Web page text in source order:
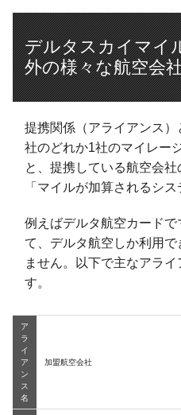
デルタスカイマイ
外の様々な航空会
提携関係（アライアンス
社のどれか1社のマイレー
と、提携している航空会
「マイルが加算されるシス
例えばデルタ航空カード
て、デルタ航空しか利用
ません。以下で主なアラ
す。
ア
ラ
イ
ア
ン
ス
名
加盟航空会社